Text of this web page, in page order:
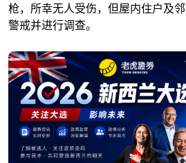
枪，所幸无人受伤，但屋内住户及
警戒并进行调查。